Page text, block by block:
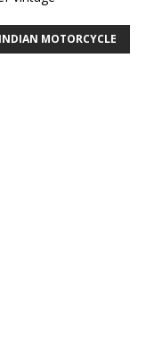
INDIAN MOTORCYCLE